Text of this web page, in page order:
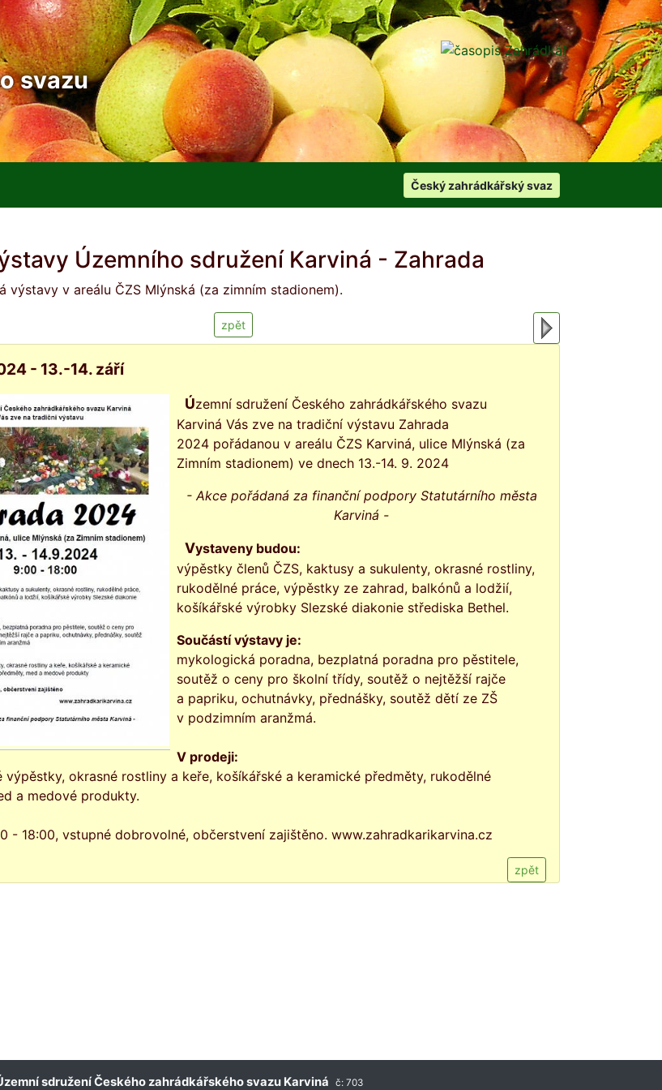
svazu
Český zahrádkářský svaz
Územního sdružení Karviná - Zahrada
výstavy v areálu ČZS Mlýnská (za zimním stadionem).
zpět
- 13.-14. září
Územní sdružení Českého zahrádkářského svazu
Karviná Vás zve na tradiční výstavu Zahrada
2024 pořádanou v areálu ČZS Karviná, ulice Mlýnská (za
Zimním stadionem) ve dnech 13.-14. 9. 2024
- Akce pořádaná za finanční podpory Statutárního města
Karviná -
Vystaveny budou:
výpěstky členů ČZS, kaktusy a sukulenty, okrasné rostliny,
rukodělné práce, výpěstky ze zahrad, balkónů a lodžií,
košíkářské výrobky Slezské diakonie střediska Bethel.
Součástí výstavy je:
mykologická poradna, bezplatná poradna pro pěstitele,
soutěž o ceny pro školní třídy, soutěž o nejtěžší rajče
a papriku, ochutnávky, přednášky, soutěž dětí ze ZŠ
v podzimním aranžmá.
V prodeji:
výpěstky, okrasné rostliny a keře, košíkářské a keramické předměty, rukodělné
a medové produkty.
- 18:00, vstupné dobrovolné, občerstvení zajištěno. www.zahradkarikarvina.cz
zpět
sdružení Českého zahrádkářského svazu Karviná č: 703